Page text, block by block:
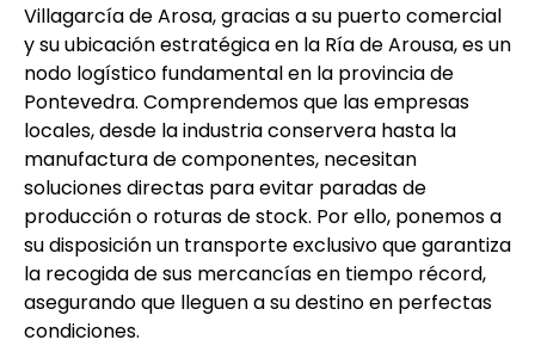
Villagarcía de Arosa, gracias a su puerto comercial
y su ubicación estratégica en la Ría de Arousa, es un
nodo logístico fundamental en la provincia de
Pontevedra. Comprendemos que las empresas
locales, desde la industria conservera hasta la
manufactura de componentes, necesitan
soluciones directas para evitar paradas de
producción o roturas de stock. Por ello, ponemos a
su disposición un transporte exclusivo que garantiza
la recogida de sus mercancías en tiempo récord,
asegurando que lleguen a su destino en perfectas
condiciones.